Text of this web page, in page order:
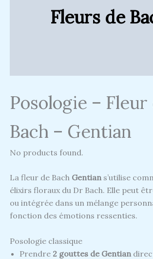
Fleurs de
Posologie – Fleur
Bach – Gentian
No products found.
La fleur de Bach Gentians’utilise
élixirs floraux du Dr Bach. Elle peut
ou intégrée dans un mélange
fonction des émotions ressenties.
Posologie classique
Prendre 2 gouttes de Gentian